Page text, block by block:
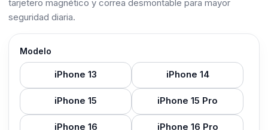
tarjetero magnético y correa desmontable para mayor
seguridad diaria.
Modelo
iPhone 13 iPhone 14
iPhone 15 iPhone 15 Pro
iPhone 16 iPhone 16 Pro